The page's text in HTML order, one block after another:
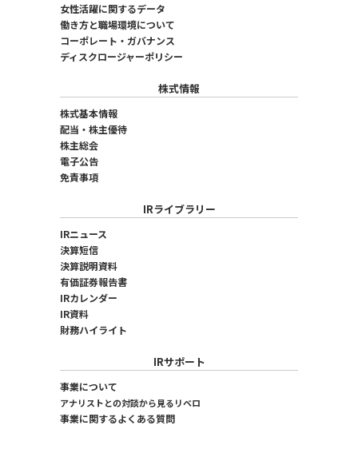
女性活躍に関するデータ
働き方と職場環境について
コーポレート・ガバナンス
ディスクロージャーポリシー
株式情報
株式基本情報
配当・株主優待
株主総会
電子公告
免責事項
IRライブラリー
IRニュース
決算短信
決算説明資料
有価証券報告書
IRカレンダー
IR資料
財務ハイライト
IRサポート
事業について
アナリストとの対談から見るリベロ
事業に関するよくある質問